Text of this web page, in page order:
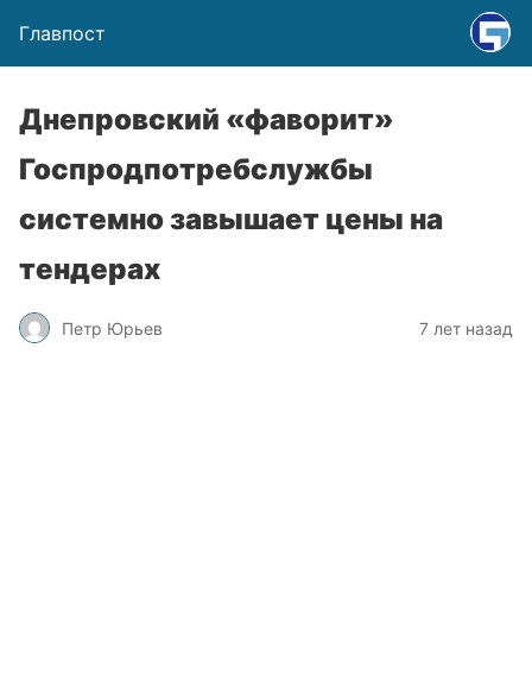
Главпост
Днепровский «фаворит»
Госпродпотребслужбы
системно завышает цены на
тендерах
Петр Юрьев 7 лет назад